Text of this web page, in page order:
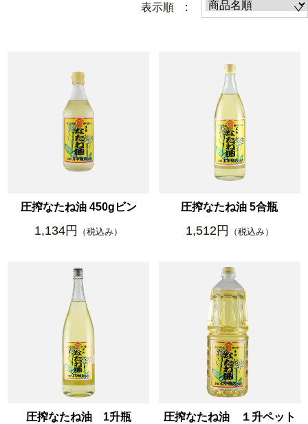
表示順 :
圧搾なたね油 450gビン
1,134円 （税込み）
圧搾なたね油 5合瓶
1,512円 （税込み）
圧搾なたね油 1升瓶
圧搾なたね油 １升ペット